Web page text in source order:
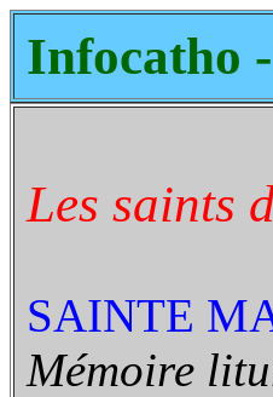
Infocatho
Les saints
SAINTE
Mémoire